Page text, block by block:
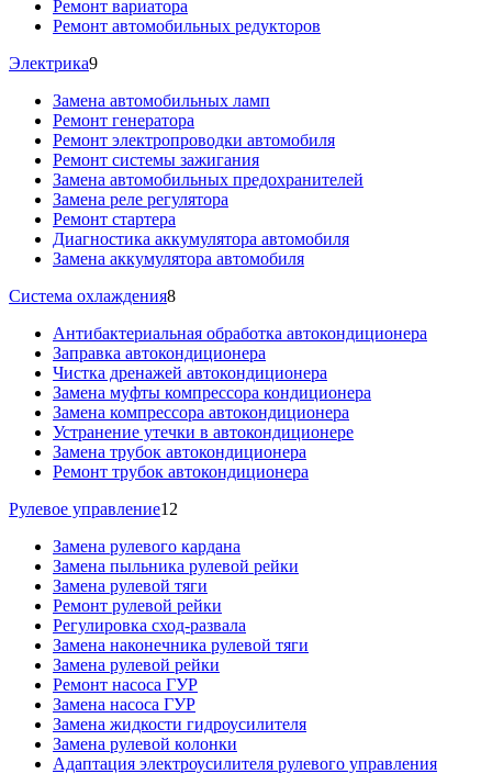
Ремонт вариатора
Ремонт автомобильных редукторов
Электрика9
Замена автомобильных ламп
Ремонт генератора
Ремонт электропроводки автомобиля
Ремонт системы зажигания
Замена автомобильных предохранителей
Замена реле регулятора
Ремонт стартера
Диагностика аккумулятора автомобиля
Замена аккумулятора автомобиля
Система охлаждения8
Антибактериальная обработка автокондиционера
Заправка автокондиционера
Чистка дренажей автокондиционера
Замена муфты компрессора кондиционера
Замена компрессора автокондиционера
Устранение утечки в автокондиционере
Замена трубок автокондиционера
Ремонт трубок автокондиционера
Рулевое управление12
Замена рулевого кардана
Замена пыльника рулевой рейки
Замена рулевой тяги
Ремонт рулевой рейки
Регулировка сход-развала
Замена наконечника рулевой тяги
Замена рулевой рейки
Ремонт насоса ГУР
Замена насоса ГУР
Замена жидкости гидроусилителя
Замена рулевой колонки
Адаптация электроусилителя рулевого управления